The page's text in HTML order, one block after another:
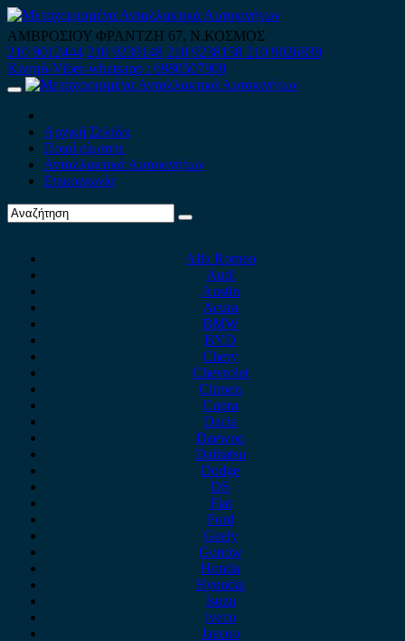
Skip
to
content
ΑΜΒΡΟΣΙΟΥ ΦΡΑΝΤΖΗ 67, Ν.ΚΟΣΜΟΣ
210 9012444 210 9239148 210 9238158 210 9026839
Κινητό-Viber-whatsapp : 6980507900
Primary
Αρχική Σελίδα
Ποιοί είμαστε
Ανταλλακτικά Αυτοκινήτων
Επικοινωνία
Alfa Romeo
Audi
Austin
Acura
BMW
BYD
Chery
Chevrolet
Citroen
Cupra
Dacia
Daewoo
Daihatsu
Dodge
DS
Fiat
Ford
Geely
Gonow
Honda
Hyundai
Isuzu
iveco
Jaecoo